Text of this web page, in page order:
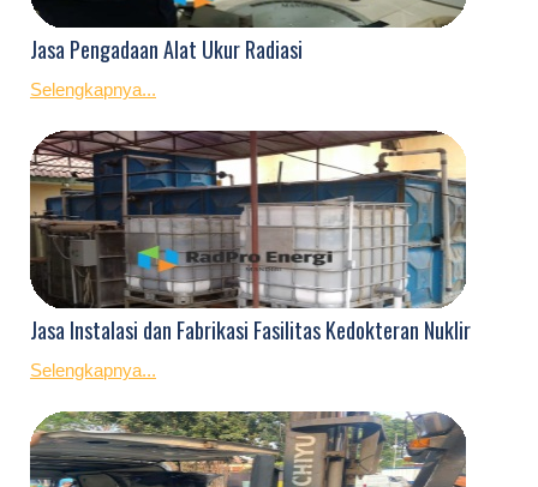
Jasa Pengadaan Alat Ukur Radiasi
Selengkapnya...
Jasa Instalasi dan Fabrikasi Fasilitas Kedokteran Nuklir
Selengkapnya...